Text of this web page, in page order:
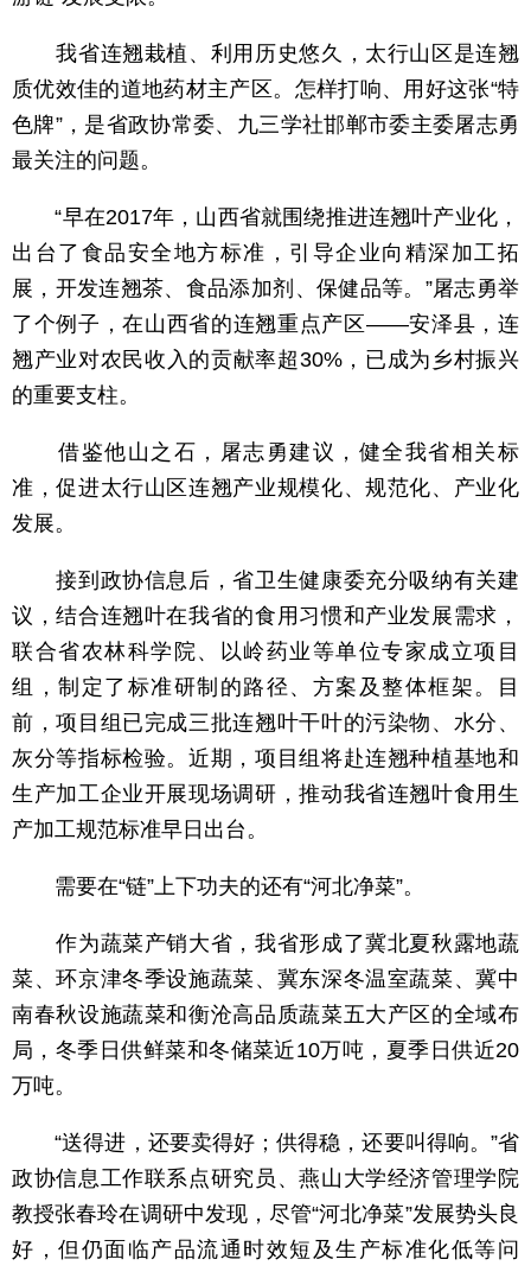
我省连翘栽植、利用历史悠久，太行山区是连翘
质优效佳的道地药材主产区。怎样打响、用好这张“特
色牌”，是省政协常委、九三学社邯郸市委主委屠志勇
最关注的问题。
“早在2017年，山西省就围绕推进连翘叶产业化，
出台了食品安全地方标准，引导企业向精深加工拓
展，开发连翘茶、食品添加剂、保健品等。”屠志勇举
了个例子，在山西省的连翘重点产区——安泽县，连
翘产业对农民收入的贡献率超30%，已成为乡村振兴
的重要支柱。
借鉴他山之石，屠志勇建议，健全我省相关标
准，促进太行山区连翘产业规模化、规范化、产业化
发展。
接到政协信息后，省卫生健康委充分吸纳有关建
议，结合连翘叶在我省的食用习惯和产业发展需求，
联合省农林科学院、以岭药业等单位专家成立项目
组，制定了标准研制的路径、方案及整体框架。目
前，项目组已完成三批连翘叶干叶的污染物、水分、
灰分等指标检验。近期，项目组将赴连翘种植基地和
生产加工企业开展现场调研，推动我省连翘叶食用生
产加工规范标准早日出台。
需要在“链”上下功夫的还有“河北净菜”。
作为蔬菜产销大省，我省形成了冀北夏秋露地蔬
菜、环京津冬季设施蔬菜、冀东深冬温室蔬菜、冀中
南春秋设施蔬菜和衡沧高品质蔬菜五大产区的全域布
局，冬季日供鲜菜和冬储菜近10万吨，夏季日供近20
万吨。
“送得进，还要卖得好；供得稳，还要叫得响。”省
政协信息工作联系点研究员、燕山大学经济管理学院
教授张春玲在调研中发现，尽管“河北净菜”发展势头良
好，但仍面临产品流通时效短及生产标准化低等问